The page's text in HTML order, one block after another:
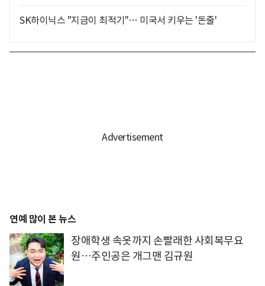
SK하이닉스 "지금이 최적기"… 미국서 키우는 '돈줄'
연예 많이 본 뉴스
장애학생 속옷까지 손빨래한 사회복무요
원…주인공은 개그맨 김규원